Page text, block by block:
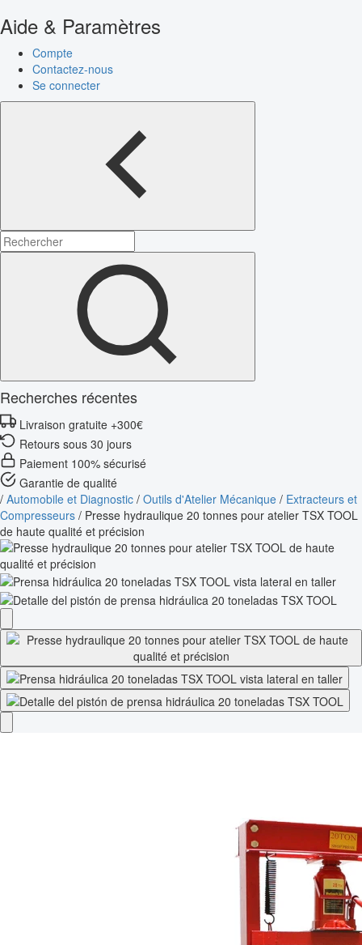
Aide & Paramètres
Compte
Contactez-nous
Se connecter
Recherches récentes
Livraison gratuite +300€
Retours sous 30 jours
Paiement 100% sécurisé
Garantie de qualité
/ Automobile et Diagnostic / Outils d'Atelier Mécanique / Extracteurs et
Compresseurs / Presse hydraulique 20 tonnes pour atelier TSX TOOL
de haute qualité et précision